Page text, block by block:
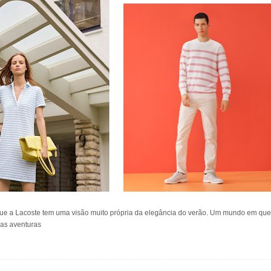
a Lacoste tem uma visão muito própria da elegância do verão. Um mundo em que
aventuras